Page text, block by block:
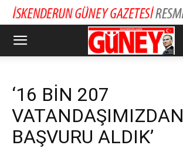
‘16 BİN 207
VATANDAŞIMIZDAN
BAŞVURU ALDIK’